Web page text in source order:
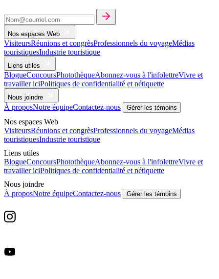
Nos espaces Web
VisiteursRéunions et congrèsProfessionnels du voyageMédias
touristiquesIndustrie touristique
Liens utiles
BlogueConcoursPhotothèqueAbonnez-vous à l'infolettreVivre et
travailler iciPolitiques de confidentialité et nétiquette
Nous joindre
À proposNotre équipeContactez-nous Gérer les témoins
Nos espaces Web
VisiteursRéunions et congrèsProfessionnels du voyageMédias
touristiquesIndustrie touristique
Liens utiles
BlogueConcoursPhotothèqueAbonnez-vous à l'infolettreVivre et
travailler iciPolitiques de confidentialité et nétiquette
Nous joindre
À proposNotre équipeContactez-nous Gérer les témoins